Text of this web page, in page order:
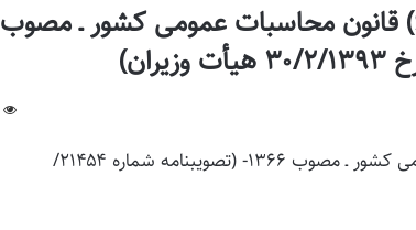
تصویب‌نامه در خصوص مهلت مقرر در ماده (۶۴) قانون محاسبات عمومی کشور ـ مصوب
شماره ۲۱۴۵۴/